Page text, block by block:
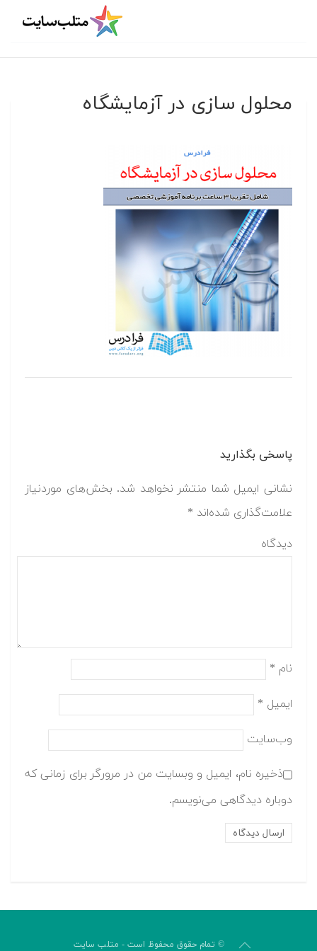
محلول سازی در آزمایشگاه
پاسخی بگذارید
نشانی ایمیل شما منتشر نخواهد شد. بخش‌های موردنیاز
علامت‌گذاری شده‌اند *
دیدگاه
نام *
ایمیل *
وب‌سایت
ذخیره نام، ایمیل و وبسایت من در مرورگر برای زمانی که
دوباره دیدگاهی می‌نویسم.
© تمام حقوق محفوظ است - متلب سایت